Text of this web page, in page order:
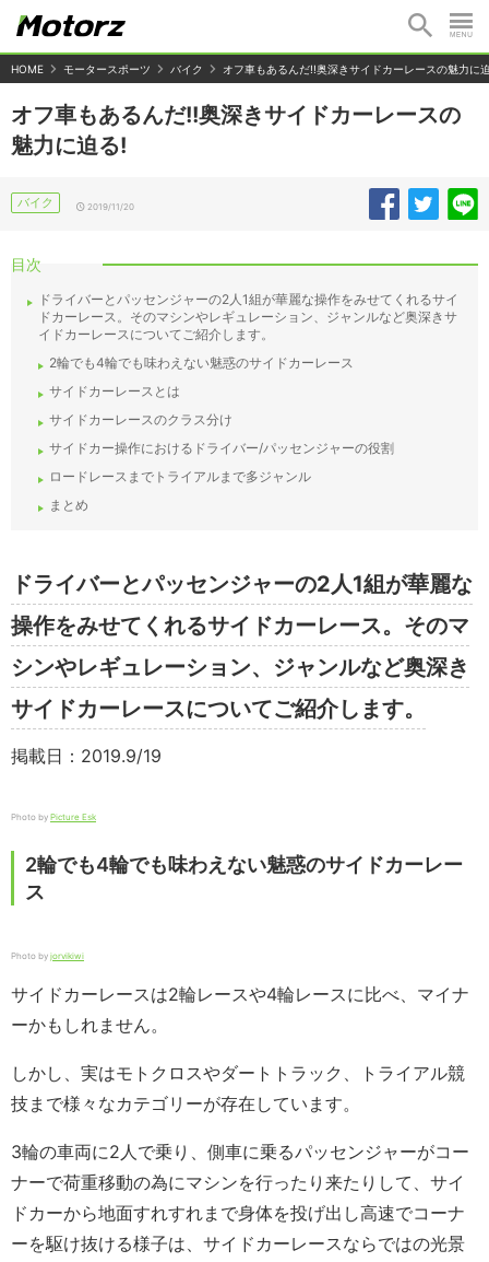
HOME モータースポーツ バイク オフ車もあるんだ!!奥深きサイドカーレースの魅力に
オフ車もあるんだ!!奥深きサイドカーレースの
魅力に迫る!
バイク 2019/11/20
目次
ドライバーとパッセンジャーの2人1組が華麗な操作をみせてくれるサイ
ドカーレース。そのマシンやレギュレーション、ジャンルなど奥深きサ
イドカーレースについてご紹介します。
2輪でも4輪でも味わえない魅惑のサイドカーレース
サイドカーレースとは
サイドカーレースのクラス分け
サイドカー操作におけるドライバー/パッセンジャーの役割
ロードレースまでトライアルまで多ジャンル
まとめ
ドライバーとパッセンジャーの2人1組が華麗な
操作をみせてくれるサイドカーレース。そのマ
シンやレギュレーション、ジャンルなど奥深き
サイドカーレースについてご紹介します。
掲載日：2019.9/19
Photo by Picture Esk
2輪でも4輪でも味わえない魅惑のサイドカーレー
ス
Photo by jorvikiwi
サイドカーレースは2輪レースや4輪レースに比べ、マイナ
ーかもしれません。
しかし、実はモトクロスやダートトラック、トライアル競
技まで様々なカテゴリーが存在しています。
3輪の車両に2人で乗り、側車に乗るパッセンジャーがコー
ナーで荷重移動の為にマシンを行ったり来たりして、サイ
ドカーから地面すれすれまで身体を投げ出し高速でコーナ
ーを駆け抜ける様子は、サイドカーレースならではの光景